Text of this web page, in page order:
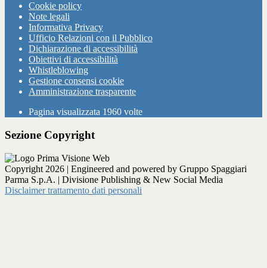
Cookie policy
Note legali
Informativa Privacy
Ufficio Relazioni con il Pubblico
Dichiarazione di accessibilità
Obiettivi di accessibilità
Whistleblowing
Gestione consensi cookie
Amministrazione trasparente
Pagina visualizzata 1960 volte
Sezione Copyright
Copyright 2026 | Engineered and powered by Gruppo Spaggiari
Parma S.p.A. | Divisione Publishing & New Social Media
Disclaimer trattamento dati personali